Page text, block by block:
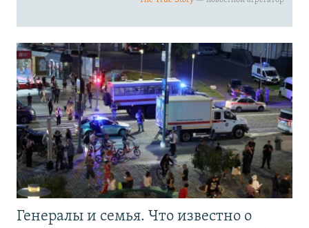
Генералы и семья. Что известно о